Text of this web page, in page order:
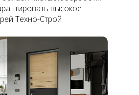
высокое
Техно-Строй